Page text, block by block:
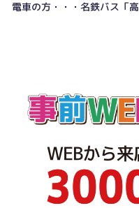
電車の方・・・名鉄バス「